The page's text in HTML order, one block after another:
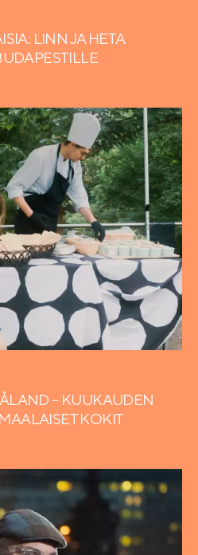
LINN JA HETA
– KUUKAUDEN
KOKIT